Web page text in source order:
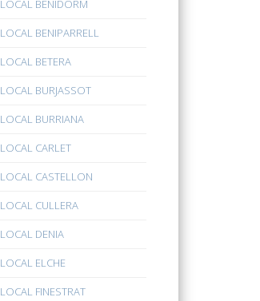
BENIDORM
BENIPARRELL
BETERA
BURJASSOT
BURRIANA
CARLET
CASTELLON
CULLERA
DENIA
ELCHE
FINESTRAT